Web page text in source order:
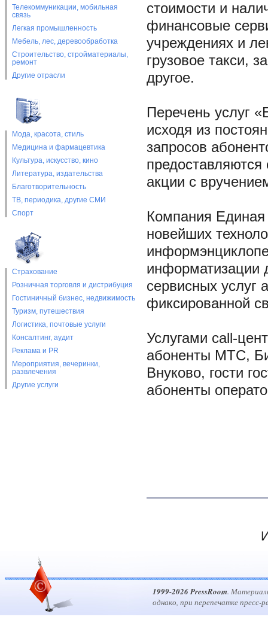
Телекоммуникации, мобильная
связь
Легкая промышленность
Мебель, лес, деревообработка
Строительство, стройматериалы,
ремонт
Другие отрасли
Мода, красота, стиль
Медицина и фармацевтика
Культура, искусство, кино
Литература, издательства
Благотворительность
ТВ, периодика, другие СМИ
Спорт
Страхование
Розничная торговля и дистрибуция
Гостиничный бизнес, недвижимость
Туризм, путешествия
Логистика, почтовые услуги
Консалтинг, аудит
Реклама и PR
Мероприятия, вечеринки,
развлечения
Другие услуги
стоимости и
финансовые
учреждениях и
грузовое такси,
другое.
Перечень услуг
исходя из
запросов
акции с
Компания
новейших
информатизации
сервисных услуг
фиксированной
Услугами call-
абоненты МТС,
Внуково, гости
абоненты
1999-2026 PressRoom.
однако, при перепечатке пресс-